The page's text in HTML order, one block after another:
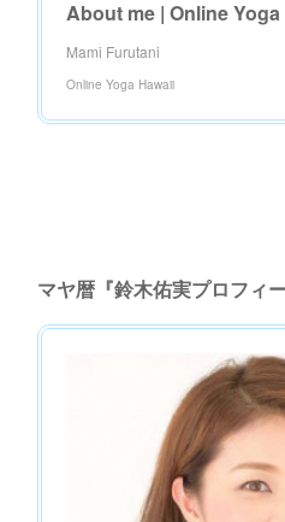
About me | Online
Mami Furutani
Online Yoga Hawaii
マヤ暦『鈴木佑実プロフィー